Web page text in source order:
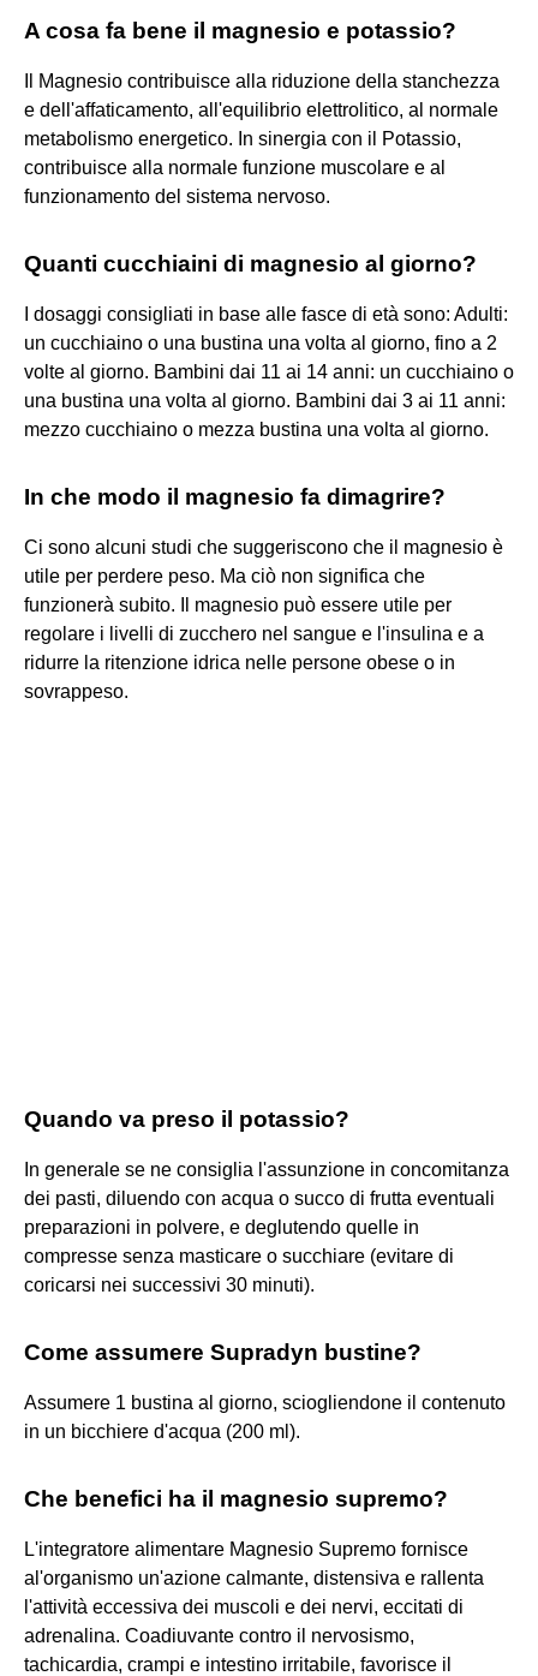
A cosa fa bene il magnesio e potassio?
Il Magnesio contribuisce alla riduzione della stanchezza
e dell'affaticamento, all'equilibrio elettrolitico, al normale
metabolismo energetico. In sinergia con il Potassio,
contribuisce alla normale funzione muscolare e al
funzionamento del sistema nervoso.
Quanti cucchiaini di magnesio al giorno?
I dosaggi consigliati in base alle fasce di età sono: Adulti:
un cucchiaino o una bustina una volta al giorno, fino a 2
volte al giorno. Bambini dai 11 ai 14 anni: un cucchiaino o
una bustina una volta al giorno. Bambini dai 3 ai 11 anni:
mezzo cucchiaino o mezza bustina una volta al giorno.
In che modo il magnesio fa dimagrire?
Ci sono alcuni studi che suggeriscono che il magnesio è
utile per perdere peso. Ma ciò non significa che
funzionerà subito. Il magnesio può essere utile per
regolare i livelli di zucchero nel sangue e l'insulina e a
ridurre la ritenzione idrica nelle persone obese o in
sovrappeso.
Quando va preso il potassio?
In generale se ne consiglia l'assunzione in concomitanza
dei pasti, diluendo con acqua o succo di frutta eventuali
preparazioni in polvere, e deglutendo quelle in
compresse senza masticare o succhiare (evitare di
coricarsi nei successivi 30 minuti).
Come assumere Supradyn bustine?
Assumere 1 bustina al giorno, sciogliendone il contenuto
in un bicchiere d'acqua (200 ml).
Che benefici ha il magnesio supremo?
L'integratore alimentare Magnesio Supremo fornisce
al'organismo un'azione calmante, distensiva e rallenta
l'attività eccessiva dei muscoli e dei nervi, eccitati di
adrenalina. Coadiuvante contro il nervosismo,
tachicardia, crampi e intestino irritabile, favorisce il